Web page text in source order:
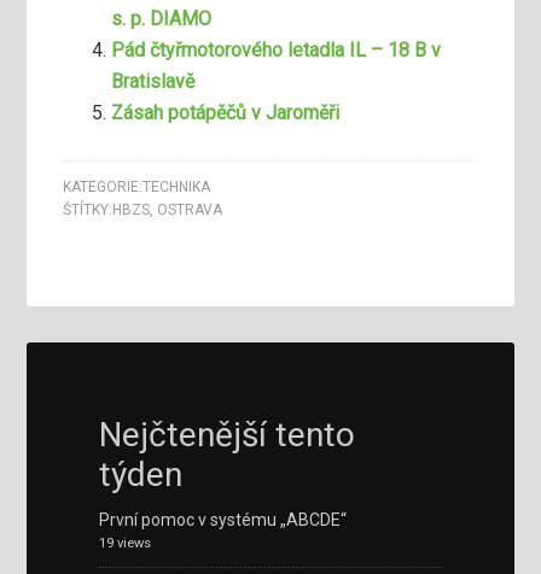
s. p. DIAMO
Pád čtyřmotorového letadla IL – 18 B v
Bratislavě
Zásah potápěčů v Jaroměři
KATEGORIE:TECHNIKA
ŠTÍTKY:HBZS OSTRAVA
Nejčtenější tento
týden
První pomoc v systému „ABCDE“
19 views